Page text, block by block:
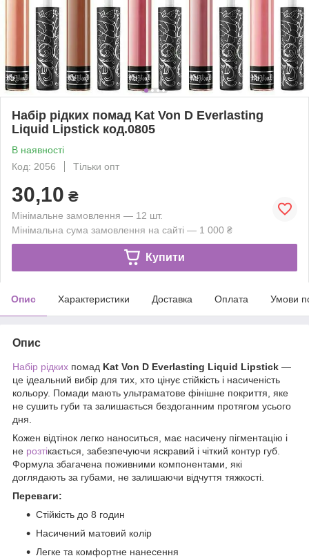
Набір рідких помад Kat Von D Everlasting
Liquid Lipstick код.0805
В наявності
Код: 2056
Тільки опт
30,10 ₴
Мінімальне замовлення — 12 шт.
Мінімальна сума замовлення на сайті — 1 000 ₴
Купити
Опис Характеристики Доставка Оплата Умови
Опис
Набір рідких помад Kat Von D Everlasting Liquid Lipstick —
це ідеальний вибір для тих, хто цінує стійкість і насиченість
кольору. Помади мають ультраматове фінішне покриття, яке
не сушить губи та залишається бездоганним протягом усього
дня.
Кожен відтінок легко наноситься, має насичену пігментацію і
не розтікається, забезпечуючи яскравий і чіткий контур губ.
Формула збагачена поживними компонентами, які
доглядають за губами, не залишаючи відчуття тяжкості.
Переваги:
Стійкість до 8 годин
Насичений матовий колір
Легке та комфортне нанесення